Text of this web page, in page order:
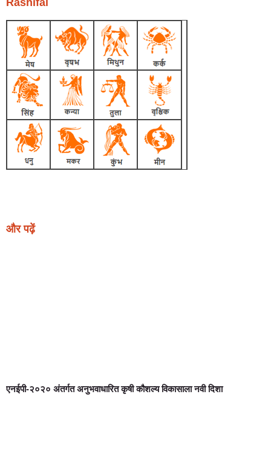
Rashifal
और पढ़ें
एनईपी-२०२० अंतर्गत अनुभवाधारित कृषी कौशल्य विकासाला नवी दिशा